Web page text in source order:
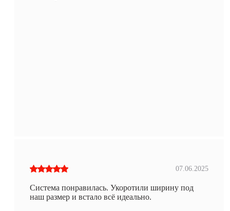
07.06.2025
Система понравилась. Укоротили ширину под
наш размер и встало всё идеально.